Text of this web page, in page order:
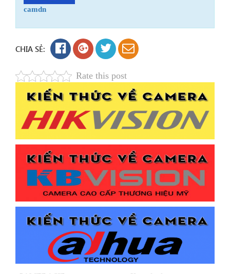
camdn
CHIA SẺ:
Rate this post